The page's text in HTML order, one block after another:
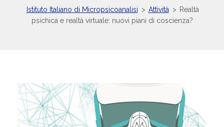
Istituto Italiano di Micropsicoanalisi > Attività > Realtà
psichica e realtà virtuale: nuovi piani di coscienza?